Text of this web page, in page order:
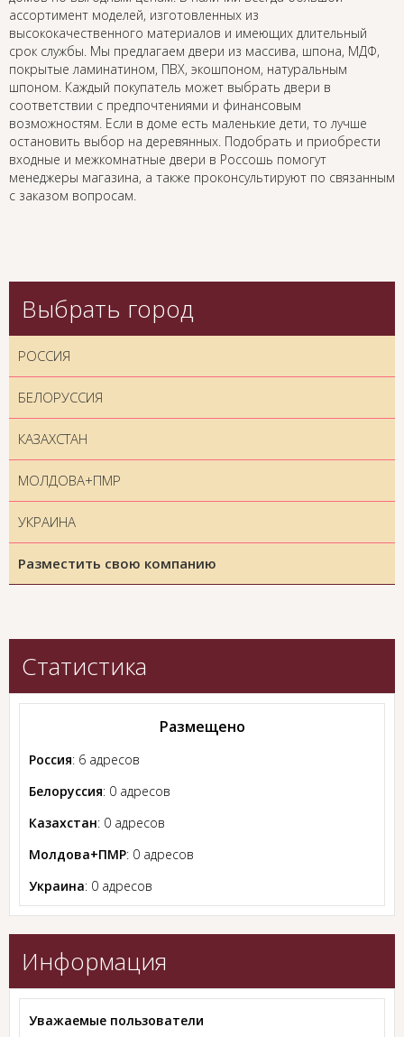
ассортимент моделей, изготовленных из
высококачественного материалов и имеющих длительный
срок службы. Мы предлагаем двери из массива, шпона, МДФ,
покрытые ламинатином, ПВХ, экошпоном, натуральным
шпоном. Каждый покупатель может выбрать двери в
соответствии с предпочтениями и финансовым
возможностям. Если в доме есть маленькие дети, то лучше
остановить выбор на деревянных. Подобрать и приобрести
входные и межкомнатные двери в Россошь помогут
менеджеры магазина, а также проконсультируют по связанным
с заказом вопросам.
Выбрать город
РОССИЯ
БЕЛОРУССИЯ
КАЗАХСТАН
МОЛДОВА+ПМР
УКРАИНА
Разместить свою компанию
Статистика
Размещено
Россия: 6 адресов
Белоруссия: 0 адресов
Казахстан: 0 адресов
Молдова+ПМР: 0 адресов
Украина: 0 адресов
Информация
Уважаемые пользователи